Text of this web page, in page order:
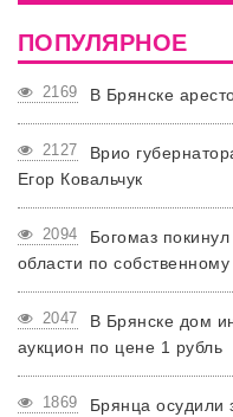
ПОПУЛЯРНОЕ
2169 В Брянске
2127
Врио
Егор Ковальчук
2094
Богомаз
области по
2047
В Брянске дом
аукцион по цене 1 рубль
1869
Брянца осудили